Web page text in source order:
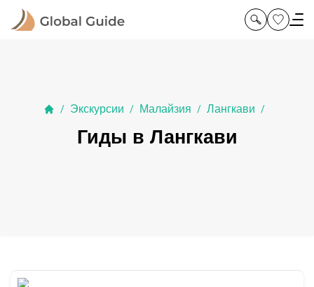
/ Экскурсии / Малайзия / Лангкави /
Гиды в Лангкави